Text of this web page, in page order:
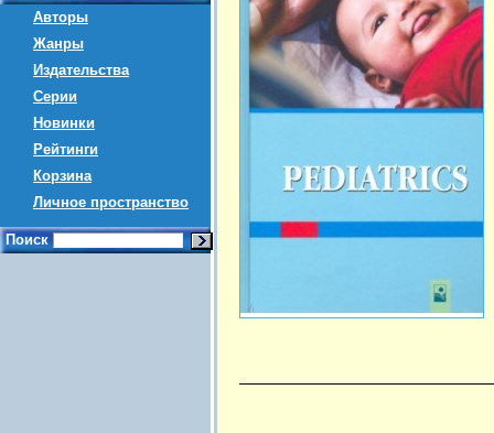
Авторы
Жанры
Издательства
Серии
Новинки
Рейтинги
Корзина
Личное пространство
Поиск